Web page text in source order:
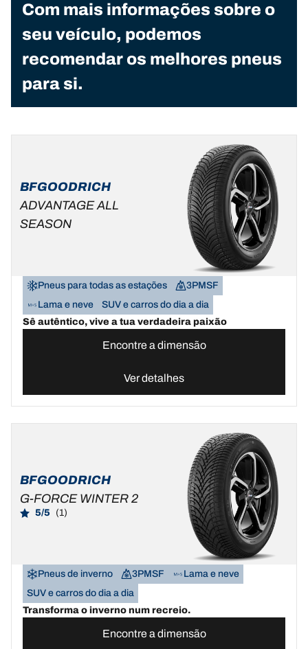
Com mais informações sobre o
seu veículo, podemos
recomendar os melhores pneus
para si.
BFGOODRICH
ADVANTAGE ALL
SEASON
Pneus para todas as estações
3PMSF
Lama e neve
SUV e carros do dia a dia
Sê autêntico, vive a tua verdadeira paixão
Encontre a dimensão
Ver detalhes
BFGOODRICH
G-FORCE WINTER 2
5/5 (1)
Pneus de inverno 3PMSF
Lama e neve
SUV e carros do dia a dia
Transforma o inverno num recreio.
Encontre a dimensão